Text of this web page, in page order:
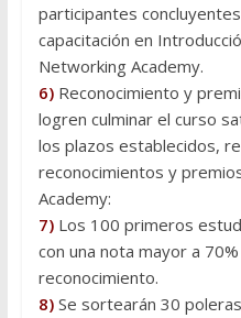
participantes
capacitación en
Networking Academy.
6) Reconocimiento y
logren culminar el curso
los plazos establecidos,
reconocimientos y
Academy:
7)Los 100 primeros
con una nota mayor a
reconocimiento.
8)Se sortearán 30